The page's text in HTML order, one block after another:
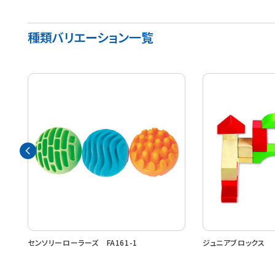
種類バリエーション一覧
センソリーローラーズ FA161-1 ジュニアブロックス